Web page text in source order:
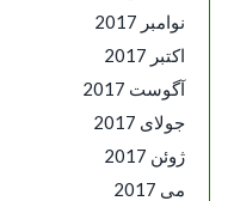
نوامبر 2017
اکتبر 2017
آگوست 2017
جولای 2017
ژوئن 2017
می 2017